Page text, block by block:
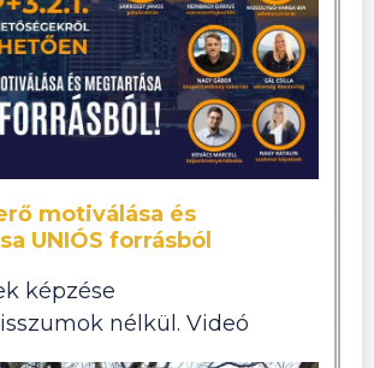
motiválása és
UNIÓS forrásból
képzése
nélkül. Videó